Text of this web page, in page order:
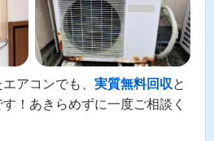
アコンでも、 実質無料回収と
！あきらめずに一度ご相談く